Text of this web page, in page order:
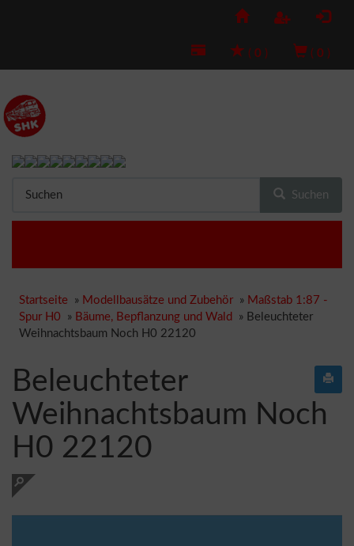
( 0 ) ( 0 )
Suchen
Startseite » Modellbausätze und Zubehör » Maßstab 1:87 -
Spur H0 » Bäume, Bepflanzung und Wald » Beleuchteter
Weihnachtsbaum Noch H0 22120
Beleuchteter
Weihnachtsbaum Noch
H0 22120